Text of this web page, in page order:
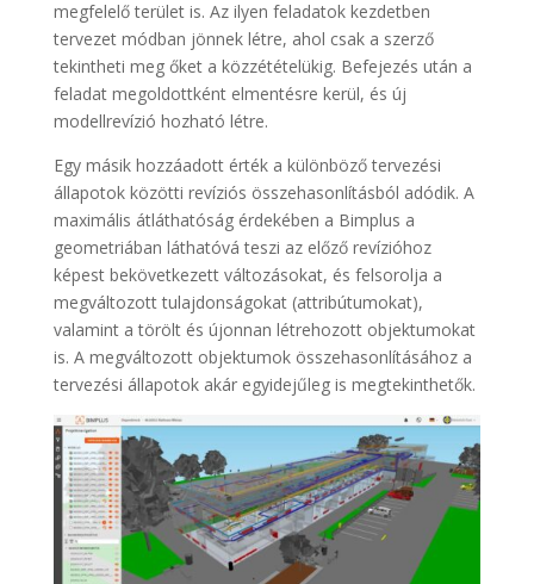
megfelelő terület is. Az ilyen feladatok kezdetben
tervezet módban jönnek létre, ahol csak a szerző
tekintheti meg őket a közzétételükig. Befejezés után a
feladat megoldottként elmentésre kerül, és új
modellrevízió hozható létre.
Egy másik hozzáadott érték a különböző tervezési
állapotok közötti revíziós összehasonlításból adódik. A
maximális átláthatóság érdekében a Bimplus a
geometriában láthatóvá teszi az előző revízióhoz
képest bekövetkezett változásokat, és felsorolja a
megváltozott tulajdonságokat (attribútumokat),
valamint a törölt és újonnan létrehozott objektumokat
is. A megváltozott objektumok összehasonlításához a
tervezési állapotok akár egyidejűleg is megtekinthetők.